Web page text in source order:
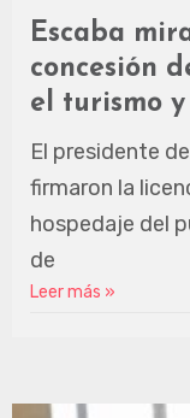
Escaba
concesión
el turismo
El presidente
firmaron la
hospedaje del
de
Leer más »